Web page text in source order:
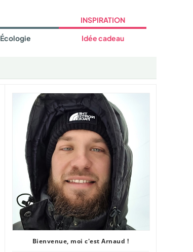
Écologie
INSPIRATION
Idée cadeau
Bienvenue, moi c'est Arnaud !